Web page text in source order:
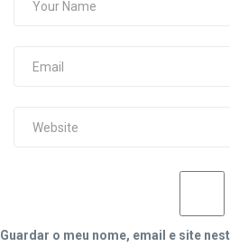
Guardar o meu nome, email e site